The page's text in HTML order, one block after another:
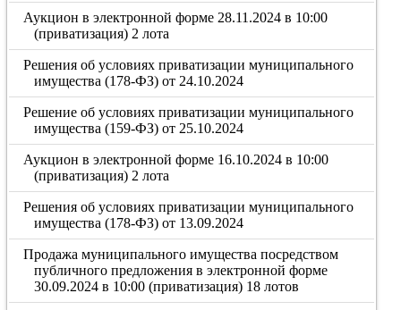
Аукцион в электронной форме 28.11.2024 в 10:00
(приватизация) 2 лота
Решения об условиях приватизации муниципального
имущества (178-ФЗ) от 24.10.2024
Решение об условиях приватизации муниципального
имущества (159-ФЗ) от 25.10.2024
Аукцион в электронной форме 16.10.2024 в 10:00
(приватизация) 2 лота
Решения об условиях приватизации муниципального
имущества (178-ФЗ) от 13.09.2024
Продажа муниципального имущества посредством
публичного предложения в электронной форме
30.09.2024 в 10:00 (приватизация) 18 лотов